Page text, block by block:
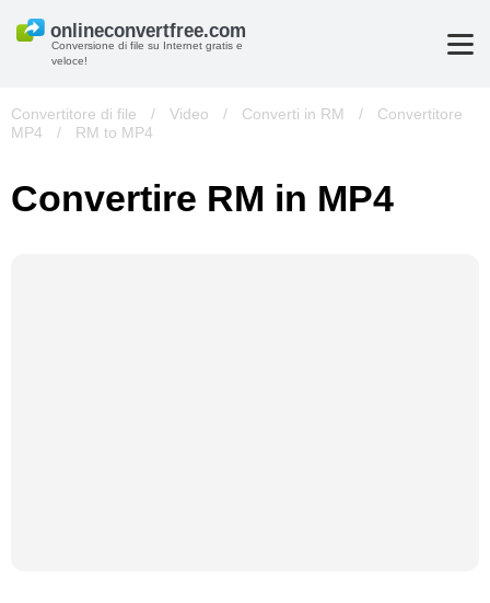
Conversione di file su Internet gratis e
veloce!
Convertitore di file / Video / Converti in RM /
Convertitore
MP4
/ RM to MP4
Convertire RM in MP4